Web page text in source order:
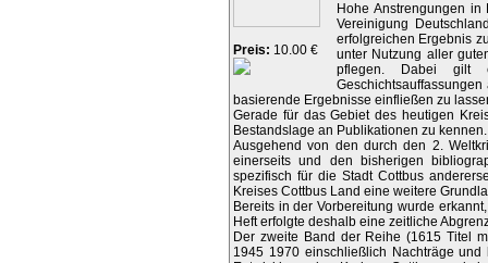
Preis: 10.00 €
Hohe Anstrengungen
Vereinigung
erfolgreichen Ergebnis
unter Nutzung aller
pflegen. Dabei gilt
basierende Ergebnisse einfließen zu
Gerade für das Gebiet des heutigen
Bestandslage an Publikationen zu kennen.
Ausgehend von den durch den 2.
einerseits und den bisherigen
spezifisch für die Stadt Cottbus
Kreises Cottbus Land eine weitere
Bereits in der Vorbereitung wurde
Heft erfolgte deshalb eine zeitliche
Der zweite Band der Reihe (1615 Titel
1945 1970 einschließlich Nachträge